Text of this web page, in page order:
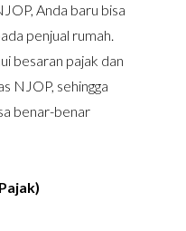
Anda baru bisa
penjual rumah.
besaran pajak dan
NJOP, sehingga
benar-benar